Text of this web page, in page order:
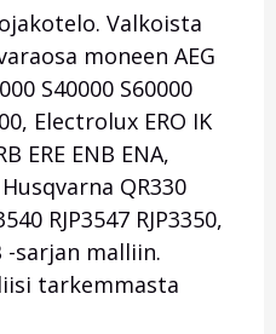
Valkoista
moneen AEG
S40000 S60000
Electrolux ERO IK
ERE ENB ENA,
QR330
RJP3547 RJP3350,
-sarjan malliin.
tarkemmasta